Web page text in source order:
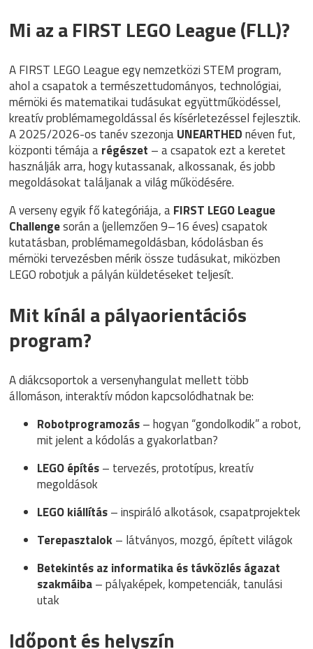
Mi az a FIRST LEGO League (FLL)?
A FIRST LEGO League egy nemzetközi STEM program,
ahol a csapatok a természettudományos, technológiai,
mérnöki és matematikai tudásukat együttműködéssel,
kreatív problémamegoldással és kísérletezéssel fejlesztik.
A 2025/2026-os tanév szezonjaUNEARTHEDnéven fut,
központi témája arégészet – a csapatok ezt a keretet
használják arra, hogy kutassanak, alkossanak, és jobb
megoldásokat találjanak a világ működésére.
A verseny egyik fő kategóriája, aFIRST LEGO League
Challengesorán a (jellemzően 9–16 éves) csapatok
kutatásban, problémamegoldásban, kódolásban és
mérnöki tervezésben mérik össze tudásukat, miközben
LEGO robotjuk a pályán küldetéseket teljesít.
Mit kínál a pályaorientációs
program?
A diákcsoportok a versenyhangulat mellett több
állomáson, interaktív módon kapcsolódhatnak be:
Robotprogramozás– hogyan “gondolkodik” a robot,
mit jelent a kódolás a gyakorlatban?
LEGO építés– tervezés, prototípus, kreatív
megoldások
LEGO kiállítás– inspiráló alkotások, csapatprojektek
Terepasztalok– látványos, mozgó, épített világok
Betekintés az informatika és távközlés ágazat
szakmáiba– pályaképek, kompetenciák, tanulási
utak
Időpont és helyszín